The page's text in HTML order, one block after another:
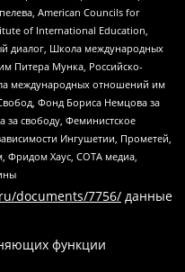
American Councils for
of International Education,
диалог, Школа международных
Питера Мунка, Российско-
международных отношений им
Фонд Бориса Немцова за
свободу, Феминистское
Ингушетии, Прометей,
Фридом Хаус, СОТА медиа,
documents/7756/ данные
функции